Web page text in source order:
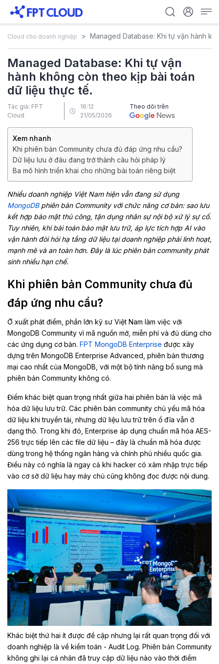
Cloud cho doanh nghiệp Managed Database: Khi tự vận hành
Managed Database: Khi tự vận
hành không còn theo kịp bài toán
dữ liệu thực tế.
Tác giả: FPT
Cloud
16:12
21/05/2026
Theo dõi trên
Xem nhanh
Khi phiên bản Community chưa đủ đáp ứng nhu cầu?
Dữ liệu lưu ở đâu đang trở thành câu hỏi pháp lý
Ba mô hình triển khai cho những bài toán riêng biệt
Nhiều doanh nghiệp Việt Nam hiện vẫn đang sử dụng
MongoDBphiên bản Community với chức năng cơ bản: sao lưu
kết hợp bảo mật thủ công, tận dụng nhân sự nội bộ xử lý sự cố.
Tuy nhiên, khi bài toán bảo mật lưu trữ, áp lực tích hợp AI vào
vận hành đòi hỏi hạ tầng dữ liệu tại doanh nghiệp phải linh hoạt,
mạnh mẽ và an toàn hơn. Đây là lúc phiên bản community phát
sinh nhiều hạn chế.
Khi phiên bản Community chưa đủ
đáp ứng nhu cầu?
Ở xuất phát điểm, phần lớn kỹ sư Việt Nam làm việc với
MongoDB Community vì mã nguồn mở, miễn phí và đủ dùng cho
các ứng dụng cơ bản. FPT MongoDB Enterprise được xây
dựng trên MongoDB Enterprise Advanced, phiên bản thương
mại cao nhất của MongoDB, với một bộ tính năng bổ sung mà
phiên bản Community không có.
Điểm khác biệt quan trọng nhất giữa hai phiên bản là việc mã
hóa dữ liệu lưu trữ. Các phiên bản community chủ yếu mã hóa
dữ liệu khi truyền tải, nhưng dữ liệu lưu trữ trên ổ đĩa vẫn ở
dạng thô. Trong khi đó, Enterprise áp dụng chuẩn mã hóa AES-
256 trực tiếp lên các file dữ liệu – đây là chuẩn mã hóa được
dùng trong hệ thống ngân hàng và chính phủ nhiều quốc gia.
Điều này có nghĩa là ngay cả khi hacker có xâm nhập trực tiếp
vào cơ sở dữ liệu hay máy chủ cũng không đọc được nội dung.
Khác biệt thứ hai ít được đề cập nhưng lại rất quan trọng đối với
doanh nghiệp là về kiểm toán - Audit Log. Phiên bản Community
không ghi lại cá nhân đã truy cập dữ liệu nào vào thời điểm